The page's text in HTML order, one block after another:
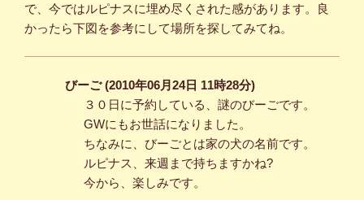
で、今ではルピナスに埋め尽くされた感があります。良
かったら下図を参考にして場所を探してみてね。
びーご (2010年06月24日 11時28分)
３０日に予約している、謎のびーごです。
GWにもお世話になりました。
ちなみに、びーごとは家の犬の名前です。
ルピナス、来週まで持ちますかね?
今から、楽しみです。